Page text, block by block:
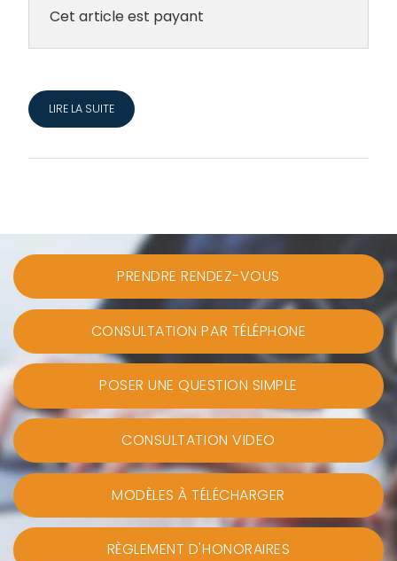
Cet article est payant
LIRE LA SUITE
PRENDRE RENDEZ-VOUS
CONSULTATION PAR TÉLÉPHONE
POSER UNE QUESTION SIMPLE
CONSULTATION VIDEO
MODÈLES À TÉLÉCHARGER
RÈGLEMENT D'HONORAIRES